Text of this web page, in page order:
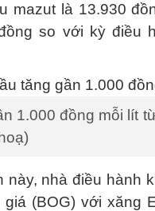
mazut là 13.930
so với kỳ điều
1.000 đồng mỗi lít
này, nhà điều hành
giá (BOG) với xăng